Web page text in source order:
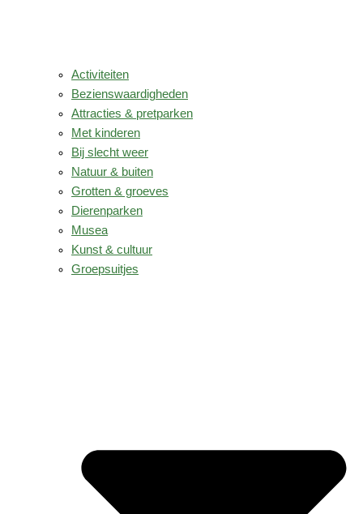
Activiteiten
Bezienswaardigheden
Attracties & pretparken
Met kinderen
Bij slecht weer
Natuur & buiten
Grotten & groeves
Dierenparken
Musea
Kunst & cultuur
Groepsuitjes